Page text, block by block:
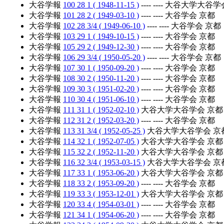
大谷学報 100 28 1 ( 1948-11-15 ) ---- ---- 大谷大学大谷学
大谷学報 101 28 2 ( 1949-03-10 ) ---- ---- 大谷学会 京都
大谷学報 102 28 3/4 ( 1949-06-10 ) ---- ---- 大谷学会 京都
大谷学報 103 29 1 ( 1949-10-15 ) ---- ---- 大谷学会 京都
大谷学報 105 29 2 ( 1949-12-30 ) ---- ---- 大谷学会 京都
大谷学報 106 29 3/4 ( 1950-05-20 ) ---- ---- 大谷学会 京都
大谷学報 107 30 1 ( 1950-09-20 ) ---- ---- 大谷学会 京都
大谷学報 108 30 2 ( 1950-11-20 ) ---- ---- 大谷学会 京都
大谷学報 109 30 3 ( 1951-02-20 ) ---- ---- 大谷学会 京都
大谷学報 110 30 4 ( 1951-06-10 ) ---- ---- 大谷学会 京都
大谷学報 111 31 1 ( 1952-02-10 ) 大谷大学大谷学会 京都
大谷学報 112 31 2 ( 1952-03-20 ) ---- ---- 大谷学会 京都
大谷学報 113 31 3/4 ( 1952-05-25 ) 大谷大学大谷学会 京
大谷学報 114 32 1 ( 1952-07-05 ) 大谷大学大谷学会 京都
大谷学報 115 32 2 ( 1952-11-20 ) 大谷大学大谷学会 京都
大谷学報 116 32 3/4 ( 1953-03-15 ) 大谷大学大谷学会 京
大谷学報 117 33 1 ( 1953-06-20 ) 大谷大学大谷学会 京都
大谷学報 118 33 2 ( 1953-09-20 ) ---- ---- 大谷学会 京都
大谷学報 119 33 3 ( 1953-12-01 ) 大谷大学大谷学会 京都
大谷学報 120 33 4 ( 1954-03-01 ) ---- ---- 大谷学会 京都
大谷学報 121 34 1 ( 1954-06-20 ) ---- ---- 大谷学会 京都